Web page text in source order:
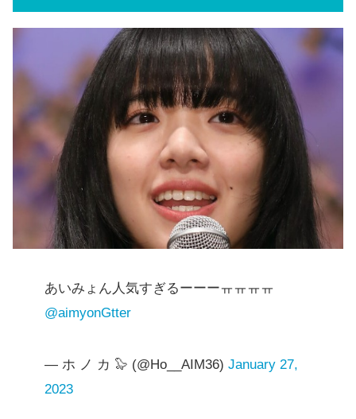
あいみょん人気すぎるーーーㅠㅠㅠㅠ
@aimyonGtter
— ホ ノ カ 🦭 (@Ho__AIM36) January 27,
2023